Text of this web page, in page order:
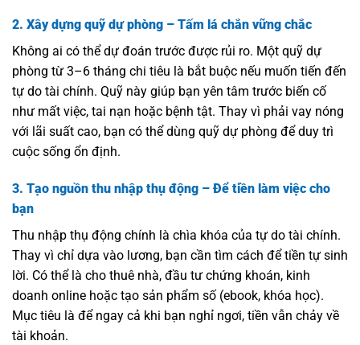
2. Xây dựng quỹ dự phòng – Tấm lá chắn vững chắc
Không ai có thể dự đoán trước được rủi ro. Một quỹ dự
phòng từ 3–6 tháng chi tiêu là bắt buộc nếu muốn tiến đến
tự do tài chính. Quỹ này giúp bạn yên tâm trước biến cố
như mất việc, tai nạn hoặc bệnh tật. Thay vì phải vay nóng
với lãi suất cao, bạn có thể dùng quỹ dự phòng để duy trì
cuộc sống ổn định.
3. Tạo nguồn thu nhập thụ động – Để tiền làm việc cho
bạn
Thu nhập thụ động chính là chìa khóa của tự do tài chính.
Thay vì chỉ dựa vào lương, bạn cần tìm cách để tiền tự sinh
lời. Có thể là cho thuê nhà, đầu tư chứng khoán, kinh
doanh online hoặc tạo sản phẩm số (ebook, khóa học).
Mục tiêu là để ngay cả khi bạn nghỉ ngơi, tiền vẫn chảy về
tài khoản.